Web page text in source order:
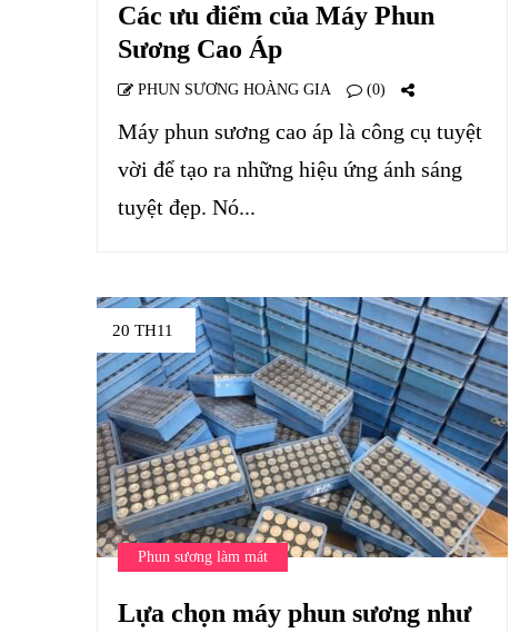
Các ưu điểm của Máy Phun
Sương Cao Áp
PHUN SƯƠNG HOÀNG GIA (0)
Máy phun sương cao áp là công cụ tuyệt
vời để tạo ra những hiệu ứng ánh sáng
tuyệt đẹp. Nó...
20 TH11
Phun sương làm mát
Lựa chọn máy phun sương như